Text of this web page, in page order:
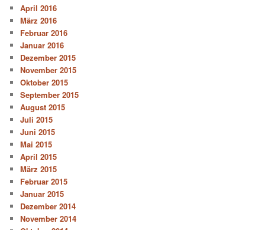
April 2016
März 2016
Februar 2016
Januar 2016
Dezember 2015
November 2015
Oktober 2015
September 2015
August 2015
Juli 2015
Juni 2015
Mai 2015
April 2015
März 2015
Februar 2015
Januar 2015
Dezember 2014
November 2014